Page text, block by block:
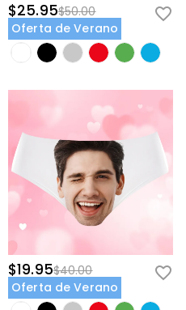
$25.95$50.00
Oferta de Verano
$19.95$40.00
Oferta de Verano